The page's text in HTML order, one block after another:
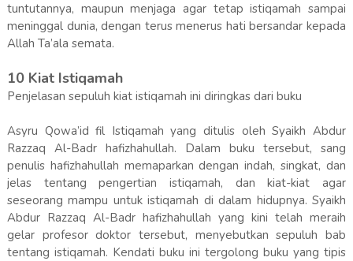
tuntutannya, maupun menjaga agar tetap istiqamah sampai
meninggal dunia, dengan terus menerus hati bersandar kepada
Allah Ta’ala semata.
10 Kiat Istiqamah
Penjelasan sepuluh kiat istiqamah ini diringkas dari buku
Asyru Qowa’id fil Istiqamah yang ditulis oleh Syaikh Abdur
Razzaq Al-Badr hafizhahullah. Dalam buku tersebut, sang
penulis hafizhahullah memaparkan dengan indah, singkat, dan
jelas tentang pengertian istiqamah, dan kiat-kiat agar
seseorang mampu untuk istiqamah di dalam hidupnya. Syaikh
Abdur Razzaq Al-Badr hafizhahullah yang kini telah meraih
gelar profesor doktor tersebut, menyebutkan sepuluh bab
tentang istiqamah. Kendati buku ini tergolong buku yang tipis